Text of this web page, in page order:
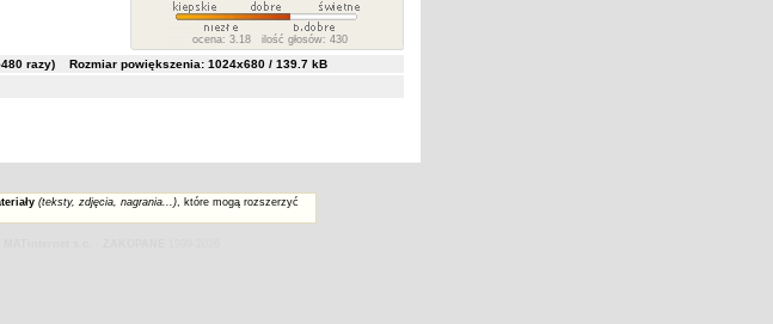
ocena: 3.18 ilość głosów: 430
razy) Rozmiar powiększenia: 1024x680 / 139.7 kB
(teksty, zdjęcia, nagrania...), które mogą rozszerzyć